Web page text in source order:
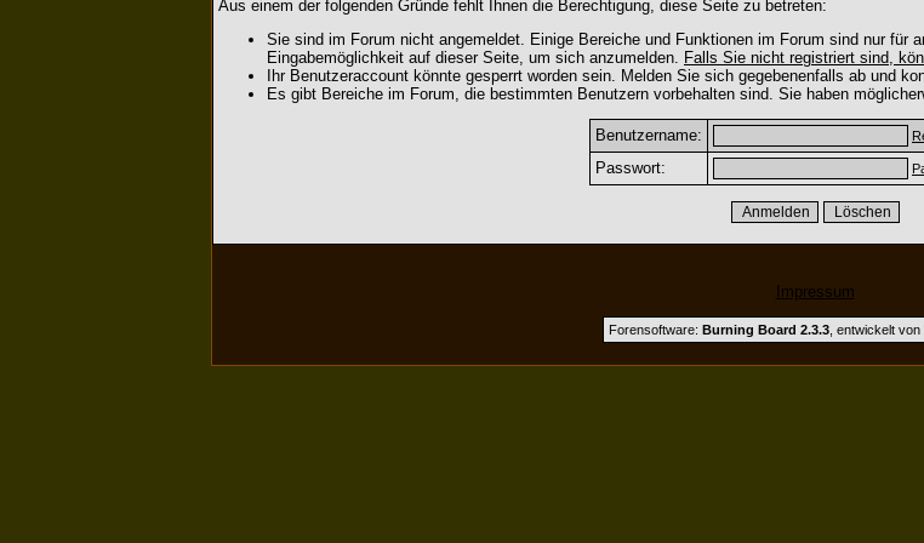
Aus einem der folgenden Gründe fehlt Ihnen die Berechtigung, diese Seite zu betreten:
Sie sind im Forum nicht angemeldet. Einige Bereiche und Funktionen im Forum sind nur für
Eingabemöglichkeit auf dieser Seite, um sich anzumelden. Falls Sie nicht registriert sind,
Ihr Benutzeraccount könnte gesperrt worden sein. Melden Sie sich gegebenenfalls ab und
Es gibt Bereiche im Forum, die bestimmten Benutzern vorbehalten sind. Sie haben
Benutzername:
Passwort:
Impressum
Forensoftware: Burning Board 2.3.3, entwickelt von